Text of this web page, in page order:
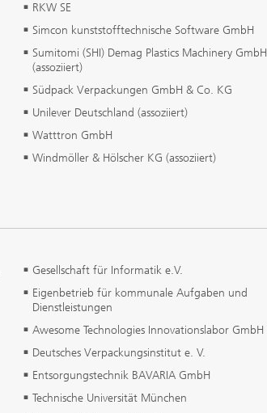
RKW SE
Simcon kunststofftechnische Software GmbH
Sumitomi (SHI) Demag Plastics Machinery GmbH
(assoziiert)
Südpack Verpackungen GmbH & Co. KG
Unilever Deutschland (assoziiert)
Watttron GmbH
Windmöller & Hölscher KG (assoziiert)
Gesellschaft für Informatik e.V.
Eigenbetrieb für kommunale Aufgaben und
Dienstleistungen
Awesome Technologies Innovationslabor GmbH
Deutsches Verpackungsinstitut e. V.
Entsorgungstechnik BAVARIA GmbH
Technische Universität München